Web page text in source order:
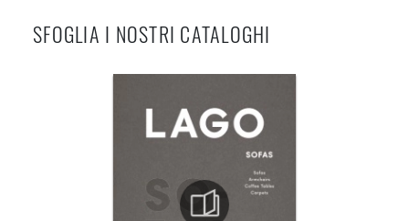
SFOGLIA I NOSTRI CATALOGHI